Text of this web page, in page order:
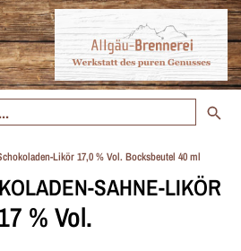
Likör 17,0 % Vol. Bocksbeutel 40 ml
SAHNE-LIKÖR B
% Vol.